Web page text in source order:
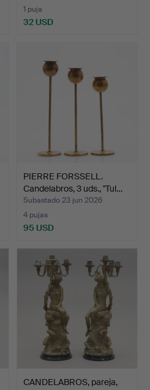
1 puja
32 USD
PIERRE FORSSELL.
Candelabros, 3 uds., "Tul…
Subastado 23 jun 2026
4 pujas
95 USD
CANDELABROS, pareja,